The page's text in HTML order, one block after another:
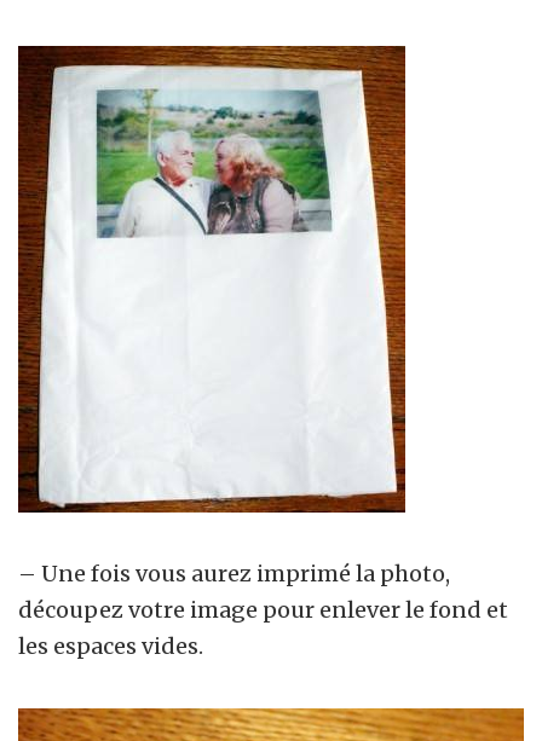
– Une fois vous aurez imprimé la photo,
découpez votre image pour enlever le fond et
les espaces vides.